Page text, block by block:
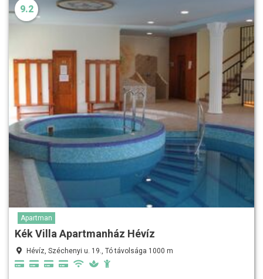
9.2
Apartman
Kék Villa Apartmanház Hévíz
Hévíz, Széchenyi u. 19., Tó távolsága 1000 m